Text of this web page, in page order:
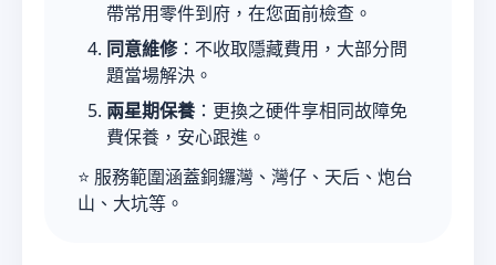
帶常用零件到府，在您面前檢查。
同意維修：不收取隱藏費用，大部分問
題當場解決。
兩星期保養：更換之硬件享相同故障免
費保養，安心跟進。
⭐ 服務範圍涵蓋銅鑼灣、灣仔、天后、炮台
山、大坑等。